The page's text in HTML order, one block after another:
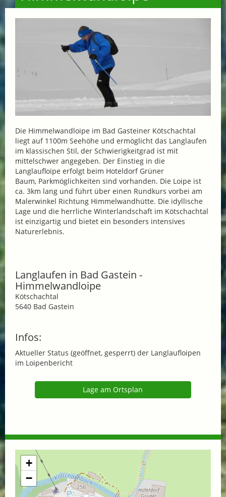
Die Himmelwandloipe im Bad Gasteiner Kötschachtal
liegt auf 1100m Seehöhe und ermöglicht das Langlaufen
im klassischen Stil, der Schwierigkeitgrad ist mit
mittelschwer angegeben. Der Einstieg in die
Langlaufloipe erfolgt beim Hoteldorf Grüner
Baum, Parkmöglichkeiten sind vorhanden. Die Loipe ist
ca. 3km lang und führt über einen Rundkurs vorbei am
Malerwinkel Richtung Himmelwandhütte. Die idyllische
Lage und die herrliche Winterlandschaft im Kötschachtal
ist einzigartig und bietet ein besonders intensives
Naturerlebnis.
Langlaufen in Bad Gastein -
Himmelwandloipe
Kötschachtal
5640 Bad Gastein
Infos:
Aktueller Status (geöffnet, gesperrt) der Langlaufloipen
im Loipenbericht
Lage am Ortsplan
+
−